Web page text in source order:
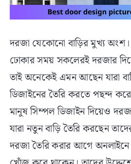
দরজা যেকোনো বাড়ির মুখ্য
ঢোকার সময় সকলেরই দরজার
তাই অনেকেই এমন আছেন যারা
ডিজাইনের তৈরি করতে পছন্দ
মানুষ সিম্পল ডিজাইন দিয়েও
যারা নতুন বাড়ি তৈরি করছেন
দরজা তৈরি করার আগে